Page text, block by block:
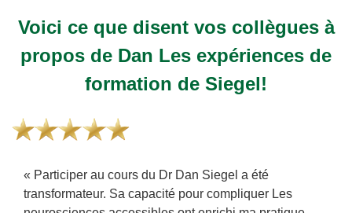
Voici ce que disent vos collègues à
propos de Dan Les expériences de
formation de Siegel!
« Participer au cours du Dr Dan Siegel a été
transformateur. Sa capacité pour compliquer Les